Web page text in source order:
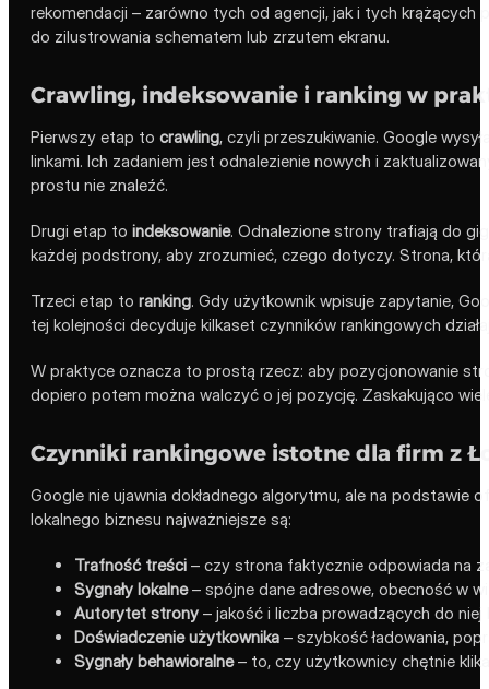
rekomendacji – zarówno tych od agencji, jak i tych
do zilustrowania schematem lub zrzutem ekranu.
Crawling, indeksowanie i ranking w
Pierwszy etap to crawling, czyli przeszukiwanie. Google
linkami. Ich zadaniem jest odnalezienie nowych i
prostu nie znaleźć.
Drugi etap to indeksowanie. Odnalezione strony trafiają do
każdej podstrony, aby zrozumieć, czego dotyczy. Strona,
Trzeci etap to ranking. Gdy użytkownik wpisuje zapytanie,
tej kolejności decyduje kilkaset czynników rankingowych
W praktyce oznacza to prostą rzecz: aby pozycjonowanie
dopiero potem można walczyć o jej pozycję. Zaskakująco
Czynniki rankingowe istotne dla firm z
Google nie ujawnia dokładnego algorytmu, ale na podstawie
lokalnego biznesu najważniejsze są:
Trafność treści – czy strona faktycznie odpowiada na
Sygnały lokalne– spójne dane adresowe, obecność w
Autorytet strony – jakość i liczba prowadzących do niej
Doświadczenie użytkownika – szybkość ładowania,
Sygnały behawioralne– to, czy użytkownicy chętnie